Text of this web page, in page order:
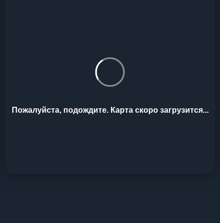
Пожалуйста, подождите. Карта скоро загрузится...